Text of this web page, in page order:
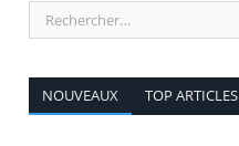
NOUVEAUX TOP ARTICLES